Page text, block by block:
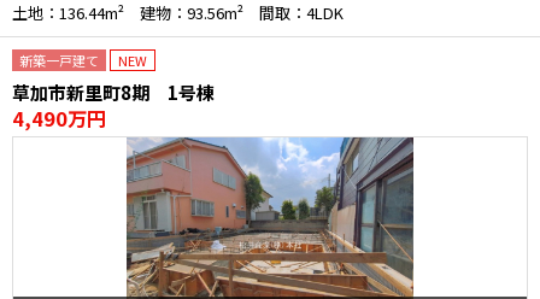
土地：136.44m² 建物：93.56m² 間取：4LDK
新築一戸建て NEW
草加市新里町8期 1号棟
4,490万円